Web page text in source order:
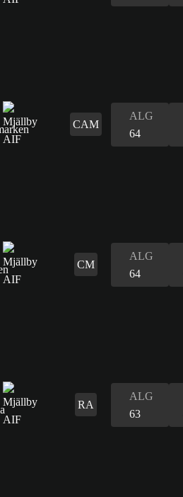
CAM
ALG
64
CM
ALG
64
RA
ALG
63